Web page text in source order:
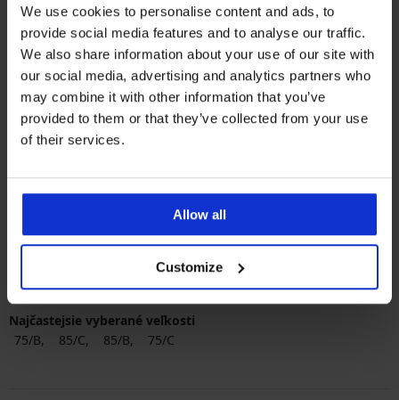
We use cookies to personalise content and ads, to
provide social media features and to analyse our traffic.
We also share information about your use of our site with
our social media, advertising and analytics partners who
may combine it with other information that you’ve
provided to them or that they’ve collected from your use
of their services.
Allow all
Customize
Zľava
49,69 € Pôvodná cena
70,99 €
Najobľúbenejšie značky
PariPari Orhideja Lingerie
Najčastejšie vyberané farby
ružová
Najčastejsie vyberané veľkosti
75/B
85/C 85/B 75/C